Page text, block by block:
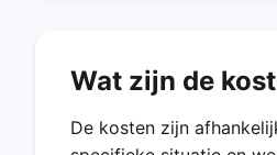
Wat zijn de
De kosten zijn